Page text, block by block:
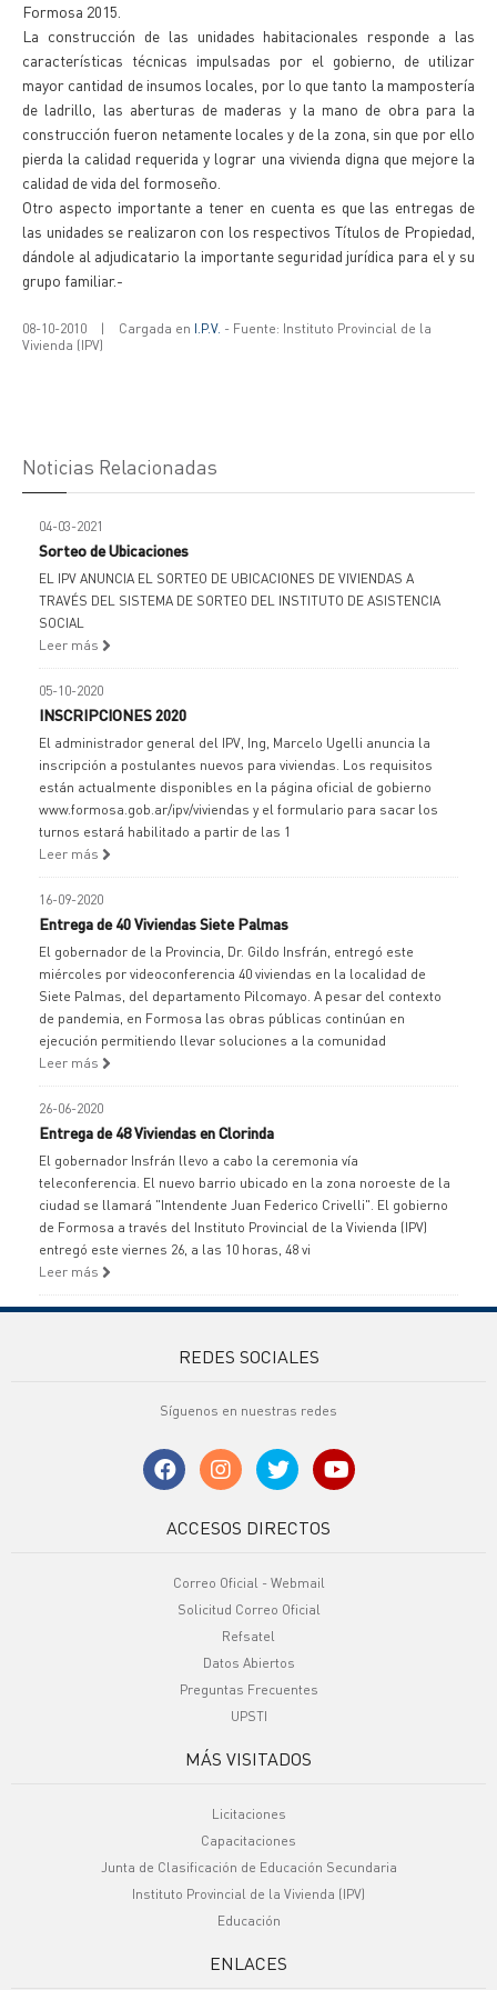
Formosa 2015.
La construcción de las unidades habitacionales responde a las
características técnicas impulsadas por el gobierno, de utilizar
mayor cantidad de insumos locales, por lo que tanto la mampostería
de ladrillo, las aberturas de maderas y la mano de obra para la
construcción fueron netamente locales y de la zona, sin que por ello
pierda la calidad requerida y lograr una vivienda digna que mejore la
calidad de vida del formoseño.
Otro aspecto importante a tener en cuenta es que las entregas de
las unidades se realizaron con los respectivos Títulos de Propiedad,
dándole al adjudicatario la importante seguridad jurídica para el y su
grupo familiar.-
08-10-2010 | Cargada en I.P.V. - Fuente: Instituto Provincial de la
Vivienda (IPV)
Noticias Relacionadas
04-03-2021
Sorteo de Ubicaciones
EL IPV ANUNCIA EL SORTEO DE UBICACIONES DE VIVIENDAS A
TRAVÉS DEL SISTEMA DE SORTEO DEL INSTITUTO DE ASISTENCIA
SOCIAL
Leer más
05-10-2020
INSCRIPCIONES 2020
El administrador general del IPV, Ing, Marcelo Ugelli anuncia la
inscripción a postulantes nuevos para viviendas. Los requisitos
están actualmente disponibles en la página oficial de gobierno
www.formosa.gob.ar/ipv/viviendas y el formulario para sacar los
turnos estará habilitado a partir de las 1
Leer más
16-09-2020
Entrega de 40 Viviendas Siete Palmas
El gobernador de la Provincia, Dr. Gildo Insfrán, entregó este
miércoles por videoconferencia 40 viviendas en la localidad de
Siete Palmas, del departamento Pilcomayo. A pesar del contexto
de pandemia, en Formosa las obras públicas continúan en
ejecución permitiendo llevar soluciones a la comunidad
Leer más
26-06-2020
Entrega de 48 Viviendas en Clorinda
El gobernador Insfrán llevo a cabo la ceremonia vía
teleconferencia. El nuevo barrio ubicado en la zona noroeste de la
ciudad se llamará "Intendente Juan Federico Crivelli". El gobierno
de Formosa a través del Instituto Provincial de la Vivienda (IPV)
entregó este viernes 26, a las 10 horas, 48 vi
Leer más
REDES SOCIALES
Síguenos en nuestras redes
ACCESOS DIRECTOS
Correo Oficial - Webmail
Solicitud Correo Oficial
Refsatel
Datos Abiertos
Preguntas Frecuentes
UPSTI
MÁS VISITADOS
Licitaciones
Capacitaciones
Junta de Clasificación de Educación Secundaria
Instituto Provincial de la Vivienda (IPV)
Educación
ENLACES